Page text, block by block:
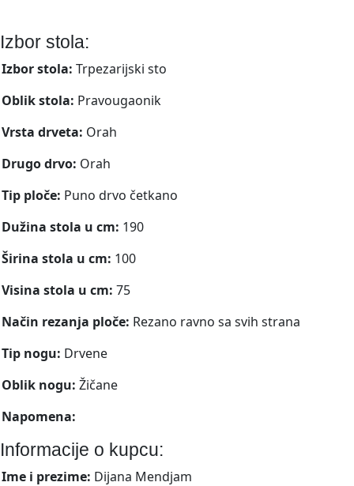
Izbor stola:
Izbor stola: Trpezarijski sto
Oblik stola: Pravougaonik
Vrsta drveta: Orah
Drugo drvo: Orah
Tip ploče: Puno drvo četkano
Dužina stola u cm: 190
Širina stola u cm: 100
Visina stola u cm: 75
Način rezanja ploče: Rezano ravno sa svih strana
Tip nogu: Drvene
Oblik nogu: Žičane
Napomena:
Informacije o kupcu:
Ime i prezime: Dijana Mendjam